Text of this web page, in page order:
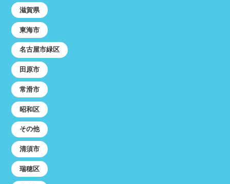
滋賀県
東海市
名古屋市緑区
田原市
常滑市
昭和区
その他
清須市
瑞穂区